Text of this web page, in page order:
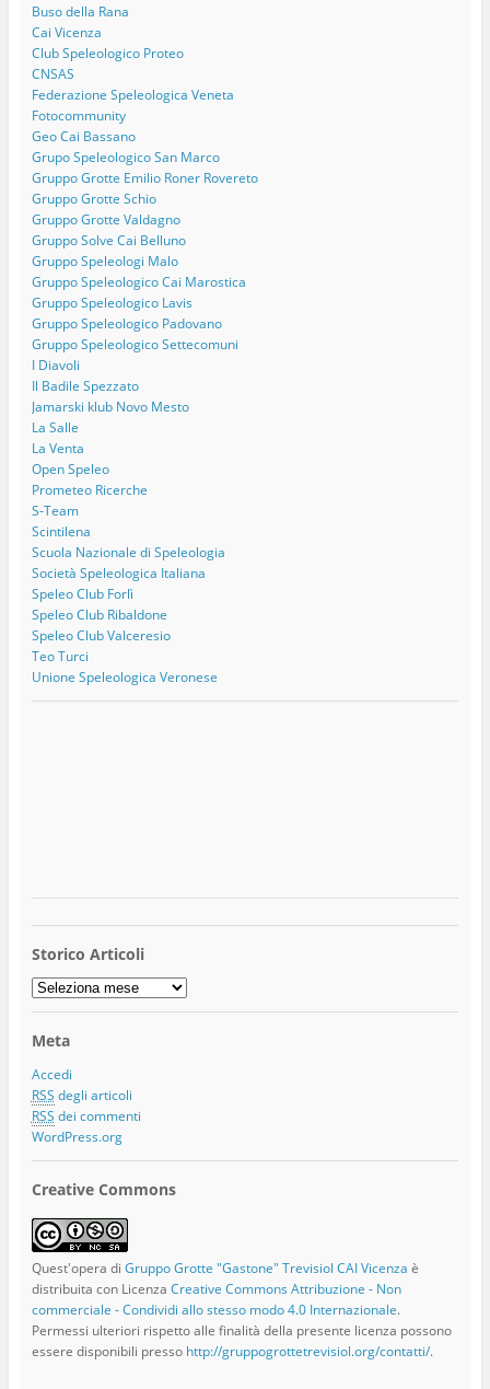
Buso della Rana
Cai Vicenza
Club Speleologico Proteo
CNSAS
Federazione Speleologica Veneta
Fotocommunity
Geo Cai Bassano
Grupo Speleologico San Marco
Gruppo Grotte Emilio Roner Rovereto
Gruppo Grotte Schio
Gruppo Grotte Valdagno
Gruppo Solve Cai Belluno
Gruppo Speleologi Malo
Gruppo Speleologico Cai Marostica
Gruppo Speleologico Lavis
Gruppo Speleologico Padovano
Gruppo Speleologico Settecomuni
I Diavoli
Il Badile Spezzato
Jamarski klub Novo Mesto
La Salle
La Venta
Open Speleo
Prometeo Ricerche
S-Team
Scintilena
Scuola Nazionale di Speleologia
Società Speleologica Italiana
Speleo Club Forlì
Speleo Club Ribaldone
Speleo Club Valceresio
Teo Turci
Unione Speleologica Veronese
Storico Articoli
Storico
Articoli
Meta
Accedi
RSS degli articoli
RSS dei commenti
WordPress.org
Creative Commons
Quest'opera di Gruppo Grotte "Gastone" Trevisiol CAI Vicenza è
distribuita con Licenza Creative Commons Attribuzione - Non
commerciale - Condividi allo stesso modo 4.0 Internazionale.
Permessi ulteriori rispetto alle finalità della presente licenza possono
essere disponibili presso http://gruppogrottetrevisiol.org/contatti/.